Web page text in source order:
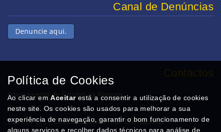
Canal de Denúncias
Denuncie aqui.
Agrupamento de Escolas da Alapraia
Alapraia, Cascais
214 674 121 - Chamada para a rede fixa Nacional
Política de Cookies
Ao clicar emAceitarestá a consentir a utilização de cookies
neste site. Os cookies são usados para melhorar a sua
experiência de navegação, garantir o bom funcionamento de
alguns serviços e recolher dados técnicos para análise de